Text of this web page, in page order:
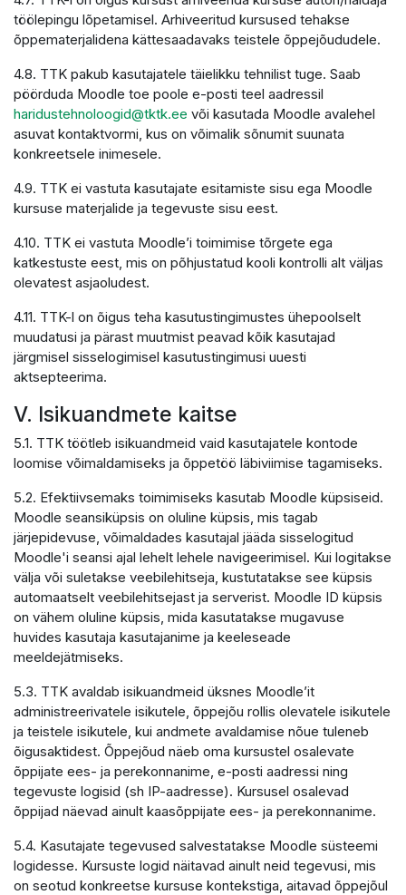
töölepingu lõpetamisel. Arhiveeritud kursused tehakse
õppematerjalidena kättesaadavaks teistele õppejõududele.
4.8. TTK pakub kasutajatele täielikku tehnilist tuge. Saab
pöörduda Moodle toe poole e-posti teel aadressil
haridustehnoloogid@tktk.ee või kasutada Moodle avalehel
asuvat kontaktvormi, kus on võimalik sõnumit suunata
konkreetsele inimesele.
4.9. TTK ei vastuta kasutajate esitamiste sisu ega Moodle
kursuse materjalide ja tegevuste sisu eest.
4.10. TTK ei vastuta Moodle’i toimimise tõrgete ega
katkestuste eest, mis on põhjustatud kooli kontrolli alt väljas
olevatest asjaoludest.
4.11. TTK-l on õigus teha kasutustingimustes ühepoolselt
muudatusi ja pärast muutmist peavad kõik kasutajad
järgmisel sisselogimisel kasutustingimusi uuesti
aktsepteerima.
V. Isikuandmete kaitse
5.1. TTK töötleb isikuandmeid vaid kasutajatele kontode
loomise võimaldamiseks ja õppetöö läbiviimise tagamiseks.
5.2. Efektiivsemaks toimimiseks kasutab Moodle küpsiseid.
Moodle seansiküpsis on oluline küpsis, mis tagab
järjepidevuse, võimaldades kasutajal jääda sisselogitud
Moodle'i seansi ajal lehelt lehele navigeerimisel. Kui logitakse
välja või suletakse veebilehitseja, kustutatakse see küpsis
automaatselt veebilehitsejast ja serverist. Moodle ID küpsis
on vähem oluline küpsis, mida kasutatakse mugavuse
huvides kasutaja kasutajanime ja keeleseade
meeldejätmiseks.
5.3. TTK avaldab isikuandmeid üksnes Moodle’it
administreerivatele isikutele, õppejõu rollis olevatele isikutele
ja teistele isikutele, kui andmete avaldamise nõue tuleneb
õigusaktidest. Õppejõud näeb oma kursustel osalevate
õppijate ees- ja perekonnanime, e-posti aadressi ning
tegevuste logisid (sh IP-aadresse). Kursusel osalevad
õppijad näevad ainult kaasõppijate ees- ja perekonnanime.
5.4. Kasutajate tegevused salvestatakse Moodle süsteemi
logidesse. Kursuste logid näitavad ainult neid tegevusi, mis
on seotud konkreetse kursuse kontekstiga, aitavad õppejõul